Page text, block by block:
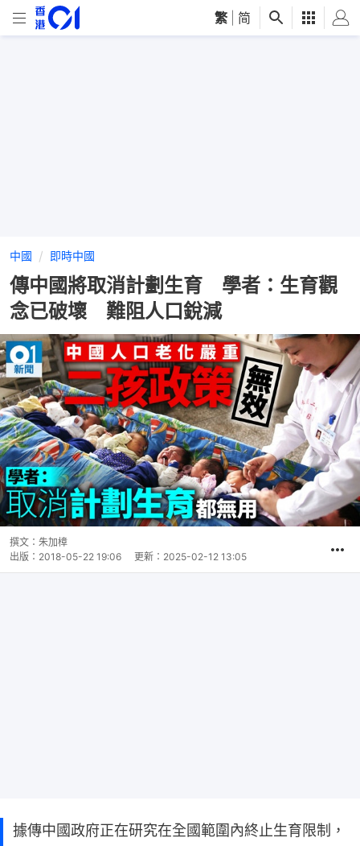
繁 简
中國 即時中國
傳中國將取消計劃生育 學者：生育觀
念已破壞 難阻人口銳減
撰文： 朱加樟
出版： 2018-05-22 19:06 更新： 2025-02-12 13:05
據傳中國政府正在研究在全國範圍內終止生育限制，